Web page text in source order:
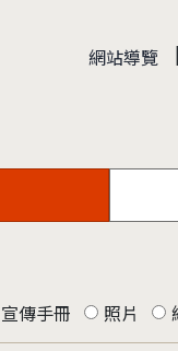
網站導覽 |
宣傳手冊 照片